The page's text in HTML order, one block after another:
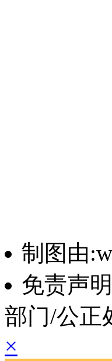
制图由
免责声
部门/公正
×